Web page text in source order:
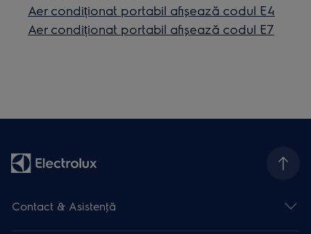
Aer condiționat portabil afișează codul E4
Aer condiționat portabil afișează codul E7
Contact & Asistenţă